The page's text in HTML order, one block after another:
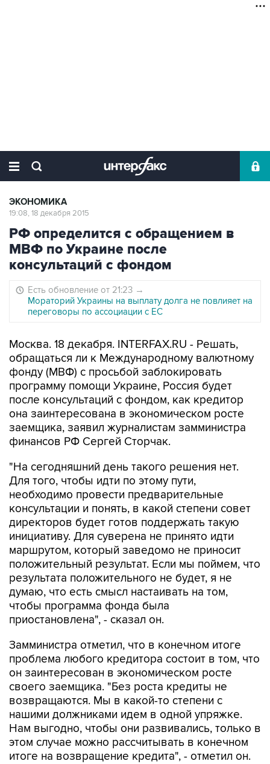
ЭКОНОМИКА
19:08, 18 декабря 2015
РФ определится с обращением в
МВФ по Украине после
консультаций с фондом
Есть обновление от 21:23 →
Мораторий Украины на выплату долга не повлияет на
переговоры по ассоциации с ЕС
Москва. 18 декабря. INTERFAX.RU - Решать,
обращаться ли к Международному валютному
фонду (МВФ) с просьбой заблокировать
программу помощи Украине, Россия будет
после консультаций с фондом, как кредитор
она заинтересована в экономическом росте
заемщика, заявил журналистам замминистра
финансов РФ Сергей Сторчак.
"На сегодняшний день такого решения нет.
Для того, чтобы идти по этому пути,
необходимо провести предварительные
консультации и понять, в какой степени совет
директоров будет готов поддержать такую
инициативу. Для суверена не принято идти
маршрутом, который заведомо не приносит
положительный результат. Если мы поймем, что
результата положительного не будет, я не
думаю, что есть смысл настаивать на том,
чтобы программа фонда была
приостановлена", - сказал он.
Замминистра отметил, что в конечном итоге
проблема любого кредитора состоит в том, что
он заинтересован в экономическом росте
своего заемщика. "Без роста кредиты не
возвращаются. Мы в какой-то степени с
нашими должниками идем в одной упряжке.
Нам выгодно, чтобы они развивались, только в
этом случае можно рассчитывать в конечном
итоге на возвращение кредита", - отметил он.